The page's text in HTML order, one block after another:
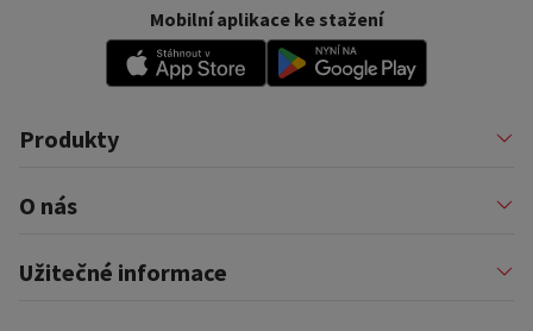
Mobilní aplikace ke stažení
Produkty
Půjčky
Financování podnikatelů
Financování auta
O nás
Profil firmy
Pomáháme
Užitečné informace